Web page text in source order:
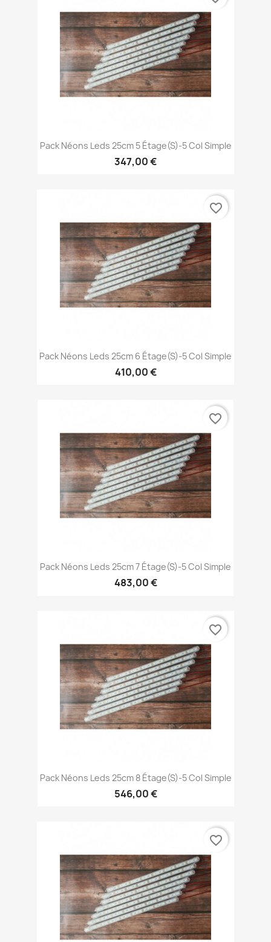
Pack Néons Leds 25cm 5 Étage(s)-5 Col Simple
347,00 €
Pack Néons Leds 25cm 6 Étage(s)-5 Col Simple
410,00 €
favorite_border
Pack Néons Leds 25cm 7 Étage(s)-5 Col Simple
483,00 €
favorite_border
Pack Néons Leds 25cm 8 Étage(s)-5 Col Simple
546,00 €
favorite_border
favorite_border